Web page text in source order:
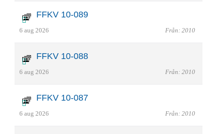
FFKV 10-089
6 aug 2026 Från: 2010
FFKV 10-088
6 aug 2026 Från: 2010
FFKV 10-087
6 aug 2026 Från: 2010